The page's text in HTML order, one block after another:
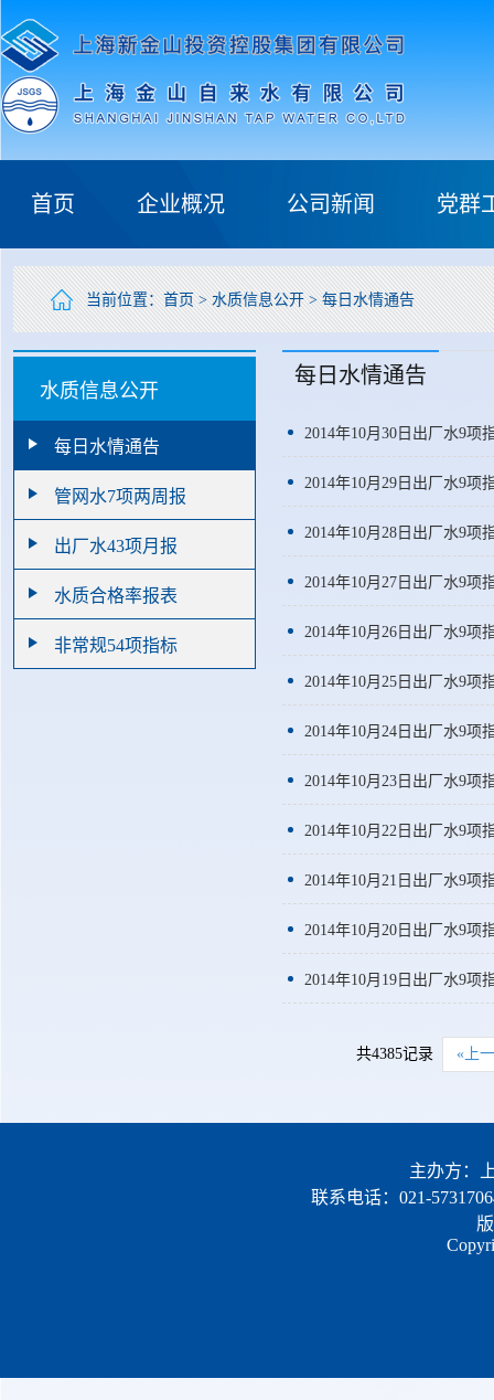
首页 企业概况 公司新闻 党群
当前位置： 首页>水质信息公开>每日水情通告
水质信息公开
每日水情通告
管网水7项两周报
出厂水43项月报
水质合格率报表
非常规54项指标
每日水情通告
2014年10月30日出厂水9项
2014年10月29日出厂水9项
2014年10月28日出厂水9项
2014年10月27日出厂水9项
2014年10月26日出厂水9项
2014年10月25日出厂水9项
2014年10月24日出厂水9项
2014年10月23日出厂水9项
2014年10月22日出厂水9项
2014年10月21日出厂水9项
2014年10月20日出厂水9项
2014年10月19日出厂水9项
共4385记录 «上
主办方：
联系电话：021-